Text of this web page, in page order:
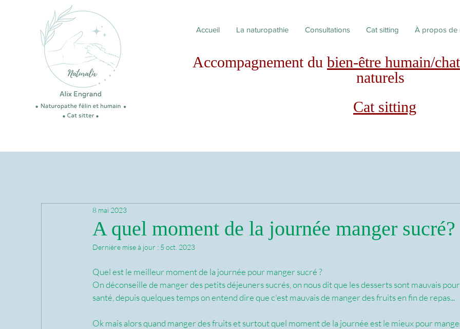
Accueil La naturopathie Consultations Cat sitting À propos de
Accompagnement du bien-être humain/chat
naturels
Cat sitting
A quel moment de la journée manger sucré?
8 mai 2023
Dernière mise à jour : 5 oct. 2023
Quel est le meilleur moment de la journée pour manger sucré ?
On déconseille de manger des petits déjeuners sucrés, on nous dit que les desserts sont mauvais
santé, depuis quelques temps on entend dire que c'est mauvais de manger des fruits en fin de repas...
Ok mais alors quand manger des fruits et surtout quel moment de la journée est le mieux pour